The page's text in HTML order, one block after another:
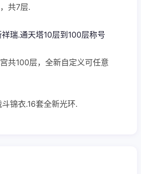
共7层.
瑞.通天塔10层到100层称号
共100层，全新自定义可任意
锦衣.16套全新光环.